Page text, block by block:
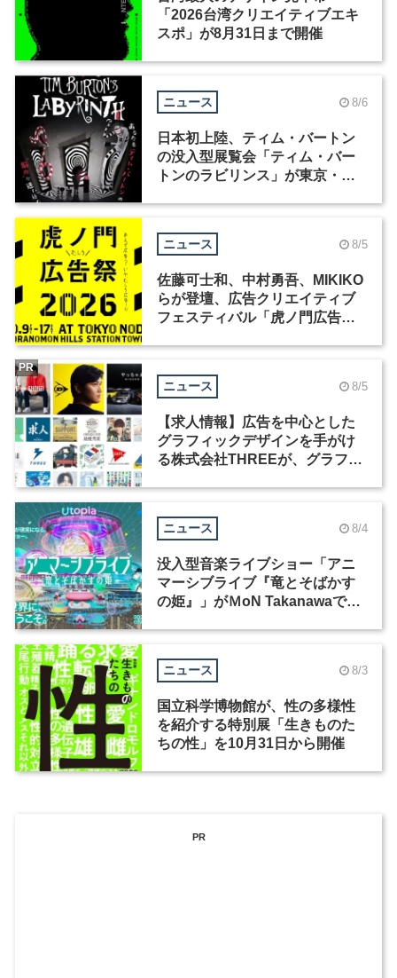
「2026台湾クリエイティブエキ
スポ」が8月31日まで開催
ニュース 8/6
日本初上陸、ティム・バートン
の没入型展覧会「ティム・バー
トンのラビリンス」が東京・豊
ニュース 8/5
佐藤可士和、中村勇吾、MIKIKO
らが登壇、広告クリエイティブ
フェスティバル「虎ノ門広告
ニュース 8/5
【求人情報】広告を中心とした
グラフィックデザインを手がけ
る株式会社THREEが、グラフィ
PR
ニュース 8/4
没入型音楽ライブショー「アニ
マーシブライブ『竜とそばかす
の姫』」がＭoN Takanawaで開
ニュース 8/3
国立科学博物館が、性の多様性
を紹介する特別展「生きものた
ちの性」を10月31日から開催
PR